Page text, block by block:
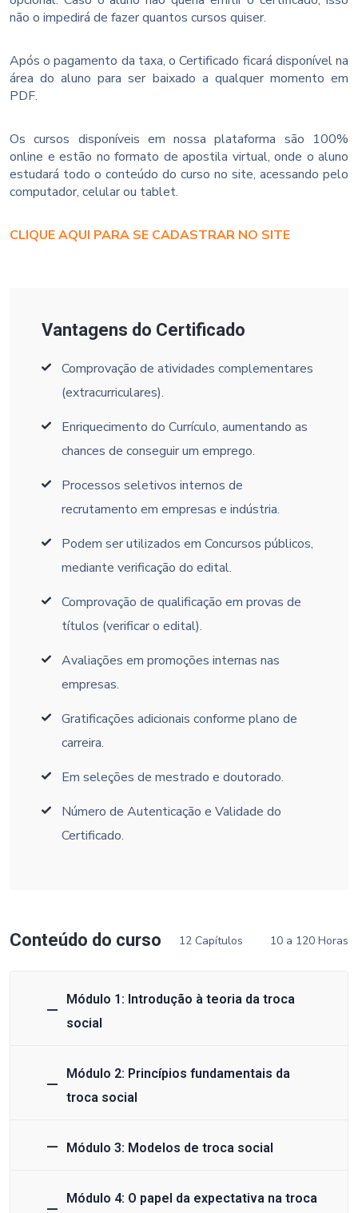
não o impedirá de fazer quantos cursos quiser.
Após o pagamento da taxa, o Certificado ficará disponível na
área do aluno para ser baixado a qualquer momento em
PDF.
Os cursos disponíveis em nossa plataforma são 100%
online e estão no formato de apostila virtual, onde o aluno
estudará todo o conteúdo do curso no site, acessando pelo
computador, celular ou tablet.
CLIQUE AQUI PARA SE CADASTRAR NO SITE
Vantagens do Certificado
Comprovação de atividades complementares
(extracurriculares).
Enriquecimento do Currículo, aumentando as
chances de conseguir um emprego.
Processos seletivos internos de
recrutamento em empresas e indústria.
Podem ser utilizados em Concursos públicos,
mediante verificação do edital.
Comprovação de qualificação em provas de
títulos (verificar o edital).
Avaliações em promoções internas nas
empresas.
Gratificações adicionais conforme plano de
carreira.
Em seleções de mestrado e doutorado.
Número de Autenticação e Validade do
Certificado.
Conteúdo do curso 12 Capítulos 10 a 120 Horas
Módulo 1: Introdução à teoria da troca
social
Módulo 2: Princípios fundamentais da
troca social
Módulo 3: Modelos de troca social
Módulo 4: O papel da expectativa na troca